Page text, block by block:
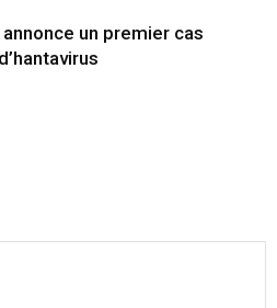
annonce un premier cas